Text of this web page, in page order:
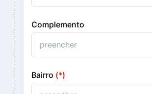
Complemento
Bairro (*)